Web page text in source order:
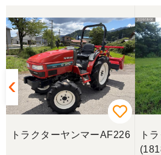
10月にコンバインを購入さ
川県から熊本県まで運んで
械の説明をしていただき感
この度無事に稲刈りを行い、
ンクスさん、ありがとうご
トラクターヤンマーAF226
ト